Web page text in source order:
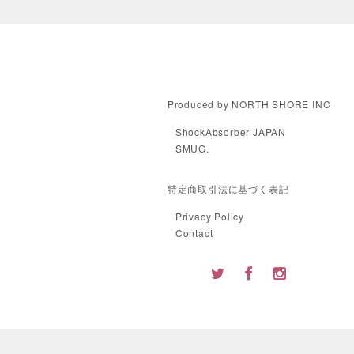
Produced by NORTH SHORE INC
ShockAbsorber JAPAN
SMUG.
特定商取引法に基づく表記
Privacy Policy
Contact